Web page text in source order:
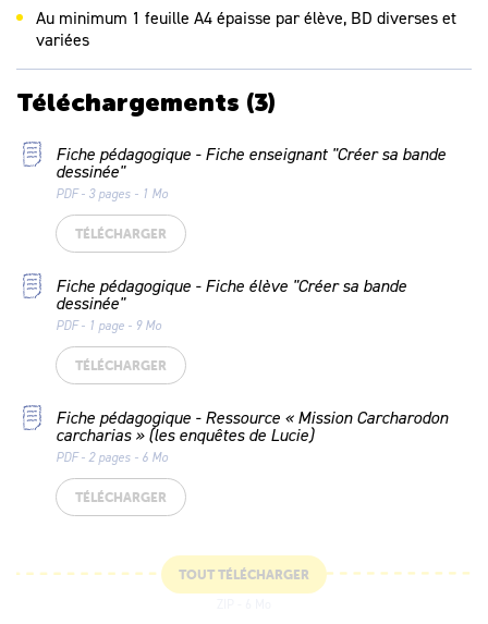
Au minimum 1 feuille A4 épaisse par élève, BD diverses et
variées
Téléchargements (3)
Fiche pédagogique - Fiche enseignant "Créer sa bande
dessinée"
PDF - 3 pages - 1 Mo
TÉLÉCHARGER
Fiche pédagogique - Fiche élève "Créer sa bande
dessinée"
PDF - 1 page - 9 Mo
TÉLÉCHARGER
Fiche pédagogique - Ressource « Mission Carcharodon
carcharias » (les enquêtes de Lucie)
PDF - 2 pages - 6 Mo
TÉLÉCHARGER
TOUT TÉLÉCHARGER